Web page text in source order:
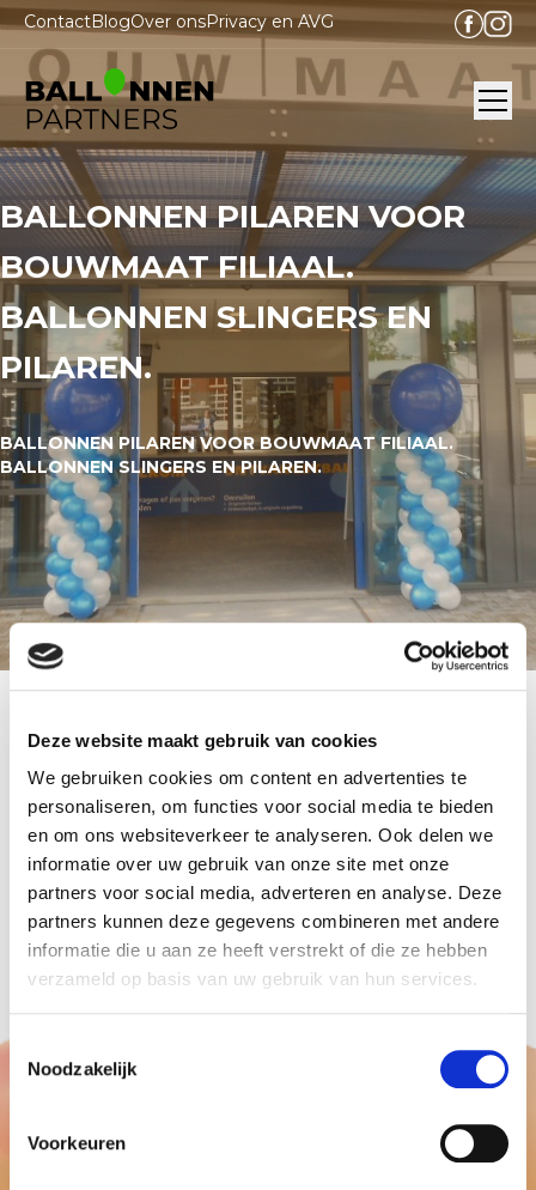
Deze website maakt gebruik van cookies
We gebruiken cookies om content en advertenties te
personaliseren, om functies voor social media te bieden
en om ons websiteverkeer te analyseren. Ook delen we
informatie over uw gebruik van onze site met onze
partners voor social media, adverteren en analyse. Deze
partners kunnen deze gegevens combineren met andere
informatie die u aan ze heeft verstrekt of die ze hebben
verzameld op basis van uw gebruik van hun services.
Toestemmingsselectie
Noodzakelijk
Voorkeuren
ContactBlogOver onsPrivacy en AVG
BALLONNEN PILAREN VOOR
BOUWMAAT FILIAAL.
BALLONNEN SLINGERS EN
PILAREN.
BALLONNEN PILAREN VOOR BOUWMAAT FILIAAL.
BALLONNEN SLINGERS EN PILAREN.
Voor een nieuwe Bouwmaat een aantal ballonnen
decoratie aangebracht. Met dank voor de hulp van
de vriendelijke en hulpvaardig medewerkers
aldaar. Onder ander 36 meter ballonnen slingers
enballon pilaren .
Alles in de kleuren van de Bouwmaat, donker
blauw met wit.